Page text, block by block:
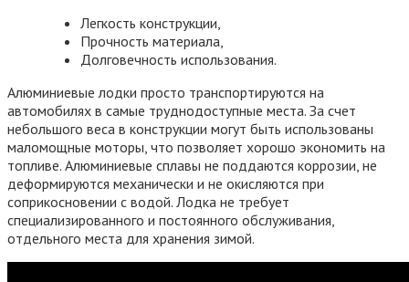
Легкость конструкции,
Прочность материала,
Долговечность использования.
Алюминиевые лодки просто транспортируются на
автомобилях в самые труднодоступные места. За счет
небольшого веса в конструкции могут быть использованы
маломощные моторы, что позволяет хорошо экономить на
топливе. Алюминиевые сплавы не поддаются коррозии, не
деформируются механически и не окисляются при
соприкосновении с водой. Лодка не требует
специализированного и постоянного обслуживания,
отдельного места для хранения зимой.